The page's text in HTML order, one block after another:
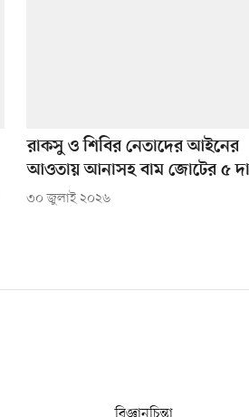
রাকসু ও শিবির নেতাদের আইনের
আওতায় আনাসহ বাম জোটের ৫
৩০ জুলাই ২০২৬